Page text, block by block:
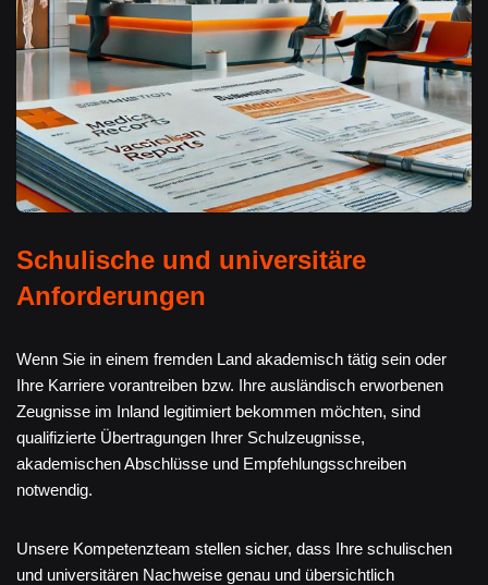
Schulische und universitäre
Anforderungen
Wenn Sie in einem fremden Land akademisch tätig sein oder
Ihre Karriere vorantreiben bzw. Ihre ausländisch erworbenen
Zeugnisse im Inland legitimiert bekommen möchten, sind
qualifizierte Übertragungen Ihrer Schulzeugnisse,
akademischen Abschlüsse und Empfehlungsschreiben
notwendig.
Unsere Kompetenzteam stellen sicher, dass Ihre schulischen
und universitären Nachweise genau und übersichtlich